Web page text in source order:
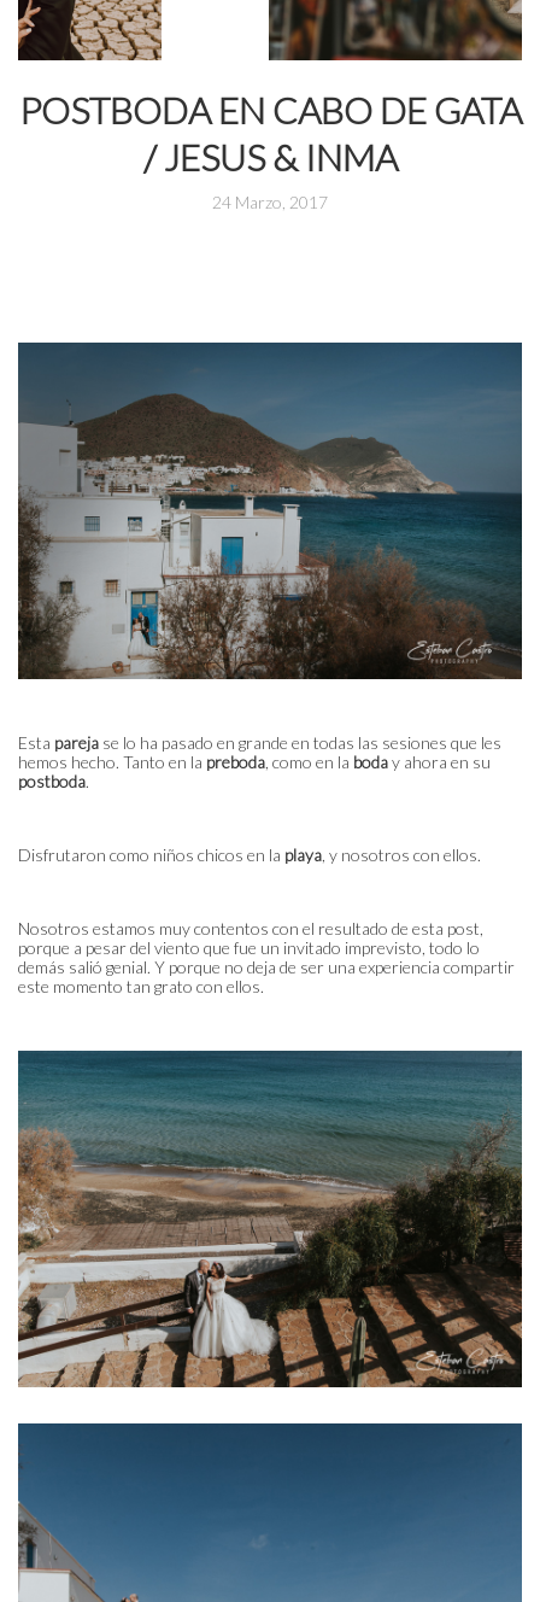
POSTBODA EN CABO DE GATA
/ JESUS & INMA
24 Marzo, 2017
Esta pareja se lo ha pasado en grande en todas las sesiones que les
hemos hecho. Tanto en la preboda , como en la boday ahora en su
postboda.
Disfrutaron como niños chicos en la playa , y nosotros con ellos.
Nosotros estamos muy contentos con el resultado de esta post,
porque a pesar del viento que fue un invitado imprevisto, todo lo
demás salió genial. Y porque no deja de ser una experiencia compartir
este momento tan grato con ellos.